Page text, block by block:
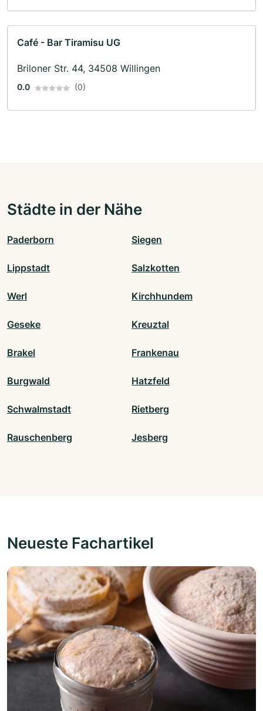
Café - Bar Tiramisu UG
Briloner Str. 44, 34508 Willingen
0.0 (0)
Städte in der Nähe
Paderborn Siegen
Lippstadt Salzkotten
Werl Kirchhundem
Geseke Kreuztal
Brakel Frankenau
Burgwald Hatzfeld
Schwalmstadt Rietberg
Rauschenberg Jesberg
Neueste Fachartikel